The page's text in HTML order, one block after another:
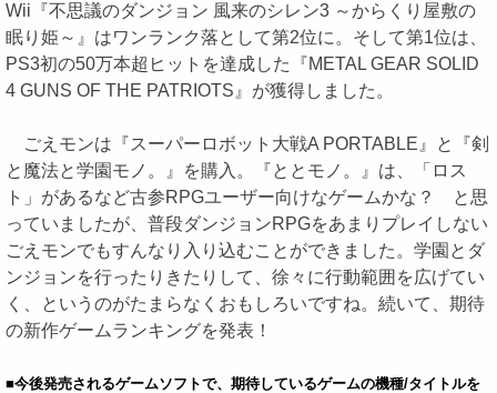
Wii『不思議のダンジョン 風来のシレン3 ～からくり屋敷の
眠り姫～』はワンランク落として第2位に。そして第1位は、
PS3初の50万本超ヒットを達成した『METAL GEAR SOLID
4 GUNS OF THE PATRIOTS』が獲得しました。
ごえモンは『スーパーロボット大戦A PORTABLE』と『剣
と魔法と学園モノ。』を購入。『ととモノ。』は、「ロス
ト」があるなど古参RPGユーザー向けなゲームかな？ と思
っていましたが、普段ダンジョンRPGをあまりプレイしない
ごえモンでもすんなり入り込むことができました。学園とダ
ンジョンを行ったりきたりして、徐々に行動範囲を広げてい
く、というのがたまらなくおもしろいですね。続いて、期待
の新作ゲームランキングを発表！
■今後発売されるゲームソフトで、期待しているゲームの機種/タイトルを